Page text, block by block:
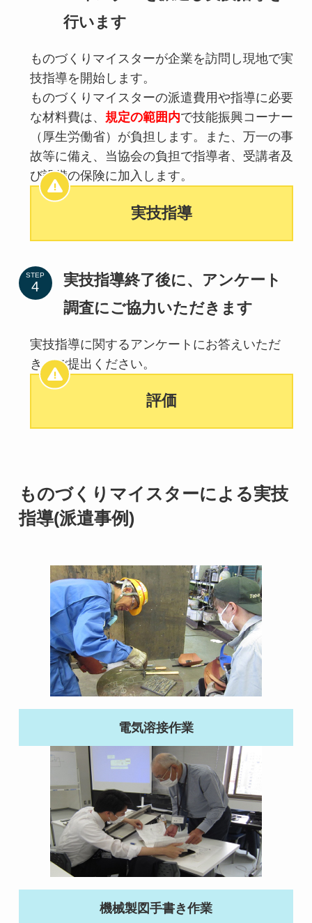
行います
ものづくりマイスターが企業を訪問し現地で実
技指導を開始します。
ものづくりマイスターの派遣費用や指導に必要
な材料費は、 規定の範囲内で技能振興コーナー
（厚生労働省）が負担します。また、万一の事
故等に備え、当協会の負担で指導者、受講者及
び設備の保険に加入します。
実技指導
STEP
実技指導終了後に、アンケート
調査にご協力いただきます
実技指導に関するアンケートにお答えいただ
き、ご提出ください。
評価
ものづくりマイスターによる実技
指導(派遣事例)
電気溶接作業
機械製図手書き作業